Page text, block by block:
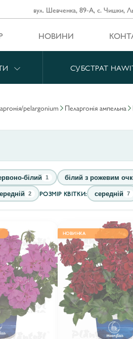
вул. Шевченка, 89-А, с. Чишки,
НОВИНИ
СУБСТРАТ
pelargonium пеларгонія ампельна
білий 1 білий з рожевим
2 РОЗМІР КВІТКИ: середній 7
НОВИНКА